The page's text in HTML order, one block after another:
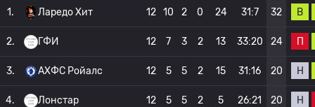
1. Ларедо Хит 12 10 2 0 24 31:7 32 В
2. ГФИ 12 7 3 2 13 33:20 24 П
3. АХФС Ройалс 12 5 5 2 15 31:16 20 Н
4. Лонстар 12 5 5 2 5 26:21 20 Н